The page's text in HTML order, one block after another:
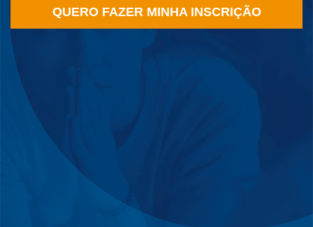
QUERO FAZER MINHA INSCRIÇÃO